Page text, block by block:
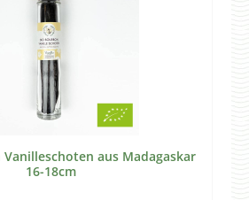
Vanilleschoten aus Madagaskar
16-18cm